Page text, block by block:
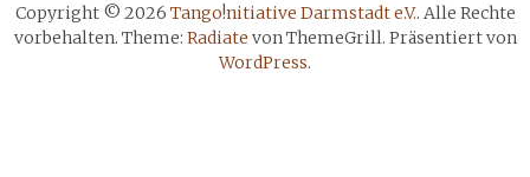
Copyright © 2026 Tango!nitiative Darmstadt e.V.. Alle Rechte
vorbehalten. Theme: Radiate von ThemeGrill. Präsentiert von
WordPress.